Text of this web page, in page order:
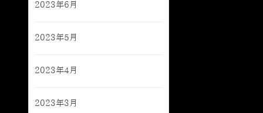
2023年6月
2023年5月
2023年4月
2023年3月